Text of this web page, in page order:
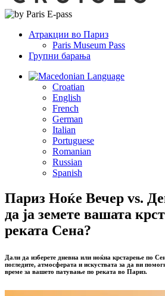
Атракции во Париз
Paris Museum Pass
Групни барања
Language
Croatian
English
French
German
Italian
Portuguese
Romanian
Russian
Spanish
Париз Ноќе Вечер vs.
да ја земете вашата
реката Сена?
Дали да изберете дневна или ноќна крстарење по
погледите, атмосферата и искуствата за да ви
време за вашето патување по реката во Париз.